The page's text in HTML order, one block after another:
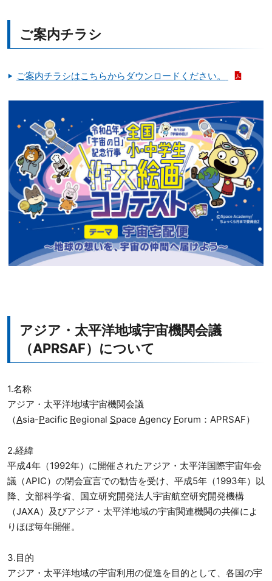
ご案内チラシ
ご案内チラシはこちらからダウンロードください。
アジア・太平洋地域宇宙機関会議
（APRSAF）について
1.名称
アジア・太平洋地域宇宙機関会議
（Asia-Pacific Regional Space Agency Forum：APRSAF）
2.経緯
平成4年（1992年）に開催されたアジア・太平洋国際宇宙年会
議（APIC）の閉会宣言での勧告を受け、平成5年（1993年）以
降、文部科学省、国立研究開発法人宇宙航空研究開発機構
（JAXA）及びアジア・太平洋地域の宇宙関連機関の共催によ
りほぼ毎年開催。
3.目的
アジア・太平洋地域の宇宙利用の促進を目的として、各国の宇